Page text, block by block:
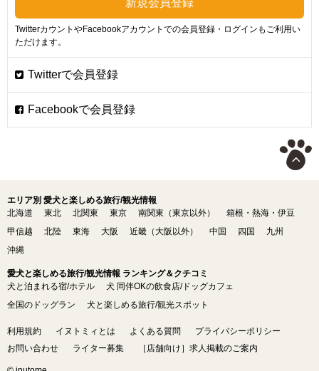
TwitterカウントやFacebookアカウントでの会員登録・ログインもご利用い
ただけます。
エリア別 愛犬と楽しめる旅行/観光情報
北海道
東北 北関東 東京 南関東（東京以外）
箱根・熱海・伊豆
甲信越
北陸 東海 大阪 近畿（大阪以外） 中国 四国
九州
沖縄
愛犬と楽しめる旅行/観光情報 ランキング＆クチコミ
犬と泊まれる宿/ホテル
犬 同伴OKの飲食店/ドッグカフェ
全国のドッグラン
犬と楽しめる旅行/観光スポット
利用規約 イヌトミィとは よくある質問
プライバシーポリシー
お問い合わせ
ライター募集 ［店舗向け］求人掲載のご案内